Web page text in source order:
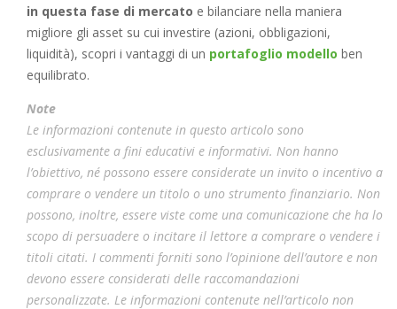
in questa fase di mercato e bilanciare nella maniera
migliore gli asset su cui investire (azioni, obbligazioni,
liquidità), scopri i vantaggi di un portafoglio modello ben
equilibrato.
Note
Le informazioni contenute in questo articolo sono
esclusivamente a fini educativi e informativi. Non hanno
l’obiettivo, né possono essere considerate un invito o incentivo a
comprare o vendere un titolo o uno strumento finanziario. Non
possono, inoltre, essere viste come una comunicazione che ha lo
scopo di persuadere o incitare il lettore a comprare o vendere i
titoli citati. I commenti forniti sono l’opinione dell’autore e non
devono essere considerati delle raccomandazioni
personalizzate. Le informazioni contenute nell’articolo non